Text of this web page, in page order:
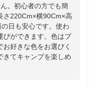
。初心者の方でも簡
さ220Cm×横90Cm×高
日も安心です。使わ
びができます。色はブ
好きな色をお選びく
きてキャンプを楽しめ